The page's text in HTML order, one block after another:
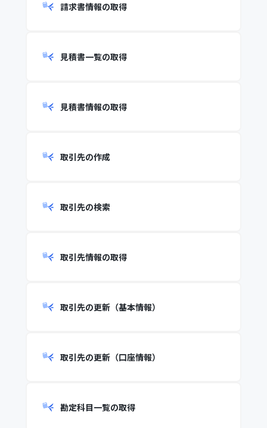
請求書情報の取得
見積書一覧の取得
見積書情報の取得
取引先の作成
取引先の検索
取引先情報の取得
取引先の更新（基本情報）
取引先の更新（口座情報）
勘定科目一覧の取得